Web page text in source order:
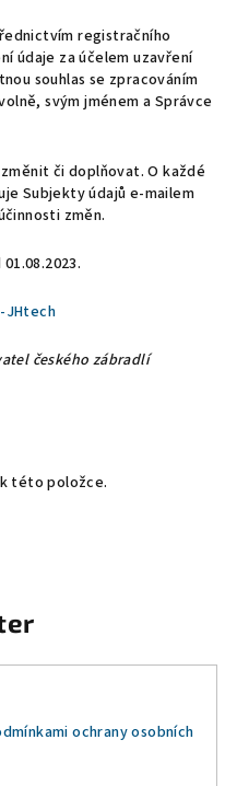
registračního
údaje za účelem uzavření
souhlas se zpracováním
svým jménem a Správce
či doplňovat. O každé
Subjekty údajů e-mailem
změn.
JHtech
českého zábradlí
této položce.
ochrany osobních